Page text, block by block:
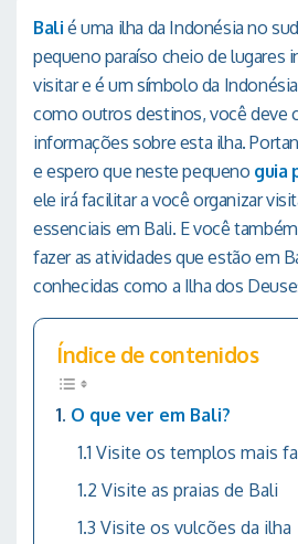
Bali é uma ilha da Indonésia no
pequeno paraíso cheio de lugares
visitar e é um símbolo da
como outros destinos, você deve
informações sobre esta ilha.
e espero que neste pequeno guia
ele irá facilitar a você organizar
essenciais em Bali. E você
fazer as atividades que estão em
conhecidas como a Ilha dos
Índice de contenidos
O que ver em Bali?
Visite os templos mais
Visite as praias de Bali
Visite os vulcões da ilha